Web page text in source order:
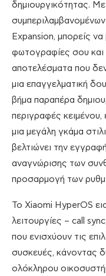
δημιουργικότητας.
Expansion, μπορείς να
φωτογραφίες σου και
αποτελέσματα που
μια επαγγελματική
βήμα παραπέρα
περιγραφές κειμένου,
μια μεγάλη γκάμα
βελτιώνει την
αναγνώρισης των
προσαρμογή των
Το Xiaomi HyperOS
λειτουργίες – call
που ενισχύουν τις
συσκευές, κάνοντας
ολόκληρου